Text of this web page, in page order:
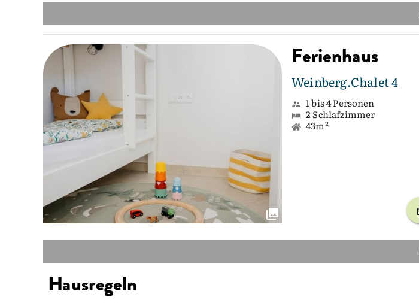
Ferienhaus
Weinberg.Chalet 4
1 bis 4 Personen
2 Schlafzimmer
43m²
Hausregeln